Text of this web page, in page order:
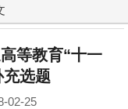
等教育“十一
充选题
02-25